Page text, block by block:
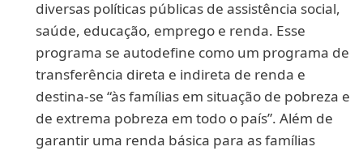
diversas políticas públicas de assistência social,
saúde, educação, emprego e renda. Esse
programa se autodefine como um programa de
transferência direta e indireta de renda e
destina-se “às famílias em situação de pobreza e
de extrema pobreza em todo o país”. Além de
garantir uma renda básica para as famílias